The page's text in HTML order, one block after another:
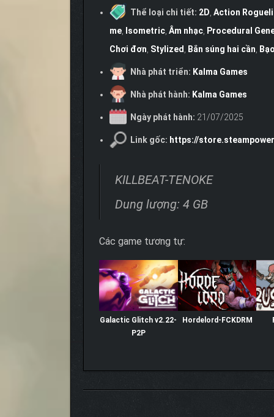
Thể loại chi tiết: 2D, Action
me, Isometric, Âm nhạc, Procedural
Chơi đơn, Stylized, Bắn súng hai cần,
Nhà phát triển: Kalma Games
Nhà phát hành: Kalma Games
Ngày phát hành: 21/07/2025
Link gốc: https://
KILLBEAT-TENOKE
Dung lượng: 4 GB
Các game tương tự:
Galactic Glitch v2.22-
P2P
Hordelord-FCKDRM